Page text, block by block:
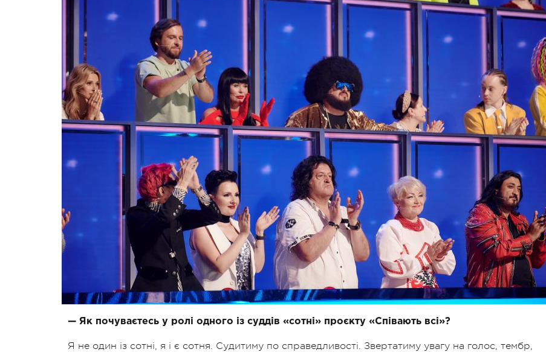
— Як почуваєтесь у ролі одного із суддів «сотні» проєкту «Співають всі»?
Я не один із сотні, я і є сотня. Судитиму по справедливості. Звертатиму увагу на голос, тембр,